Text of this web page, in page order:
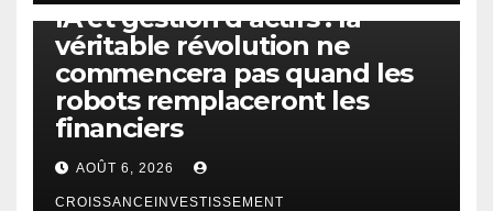
IA et gestion d’actifs : la
véritable révolution ne
commencera pas quand les
robots remplaceront les
financiers
AOÛT 6, 2026
CROISSANCEINVESTISSEMENT